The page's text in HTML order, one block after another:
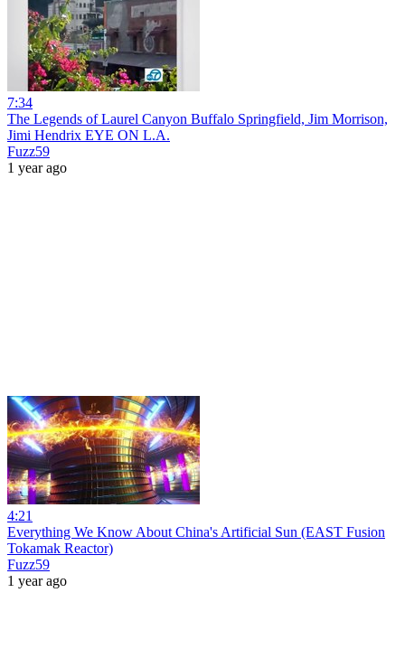
7:34
The Legends of Laurel Canyon Buffalo Springfield, Jim Morrison,
Jimi Hendrix EYE ON L.A.
Fuzz59
1 year ago
4:21
Everything We Know About China's Artificial Sun (EAST Fusion
Tokamak Reactor)
Fuzz59
1 year ago